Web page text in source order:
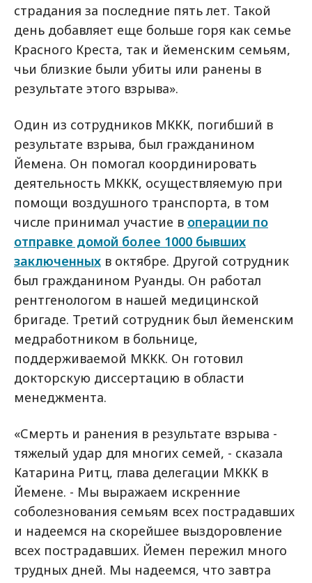
страдания за последние пять лет. Такой
день добавляет еще больше горя как семье
Красного Креста, так и йеменским семьям,
чьи близкие были убиты или ранены в
результате этого взрыва».
Один из сотрудников МККК, погибший в
результате взрыва, был гражданином
Йемена. Он помогал координировать
деятельность МККК, осуществляемую при
помощи воздушного транспорта, в том
числе принимал участие в операции по
отправке домой более 1000 бывших
заключенных в октябре. Другой сотрудник
был гражданином Руанды. Он работал
рентгенологом в нашей медицинской
бригаде. Третий сотрудник был йеменским
медработником в больнице,
поддерживаемой МККК. Он готовил
докторскую диссертацию в области
менеджмента.
«Смерть и ранения в результате взрыва -
тяжелый удар для многих семей, - сказала
Катарина Ритц, глава делегации МККК в
Йемене. - Мы выражаем искренние
соболезнования семьям всех пострадавших
и надеемся на скорейшее выздоровление
всех пострадавших. Йемен пережил много
трудных дней. Мы надеемся, что завтра